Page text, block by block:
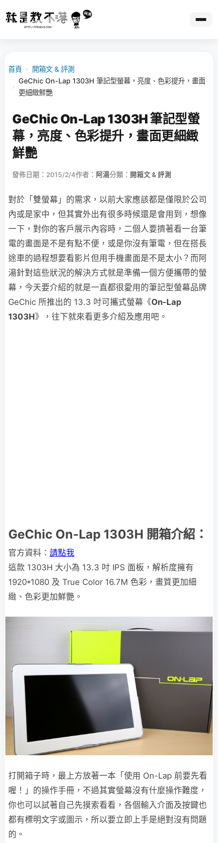
首頁 › 開箱文 & 評測
›
GeChic On-Lap 1303H 筆記型螢幕，亮度、色彩提升，畫面
更細緻鮮艷
GeChic On-Lap 1303H 筆記型螢
幕，亮度、色彩提升，畫面更細緻
鮮艷
發佈日期：2015/2/4作者： 阿湯分類： 開箱文 & 評測
對於「雙螢幕」的需求，以前大家應該都是僅限於公司
內或是家中，但其實外出有很多時候還是會用到，想像
一下，對你的客戶展示內容時，二個人要擠著看一台筆
電的畫面是不是有點不便，或是你沒有筆電，但在搭長
途車的過程想要看影片但用手機畫面是不是太小？而阿
湯針對這些狀況的解決方式就是準備一個方便攜帶的螢
幕，今天要介紹的就是一直都很愛用的筆記型螢幕品牌
GeChic 所推出的 13.3 吋可攜式螢幕《On-Lap
1303H》，往下就來看更多介紹及應用吧。
GeChic On-Lap 1303H 開箱介紹：
官方資料： 請點我
這款 1303H 大小為 13.3 吋 IPS 面板，解析度擁有
1920*1080 及 True Color 16.7M 色彩，畫質更加細
緻、色彩更加鮮艷。
打開箱子時，最上方放著一本「使用 On-Lap 前要先看
喔！」的操作手冊，不過其實螢幕沒有什麼操作難度，
你也可以試著自己先摸索看看，各個輸入介面及按鍵也
都有標明文字或圖示，所以要立即上手是絕對沒有問題
的。